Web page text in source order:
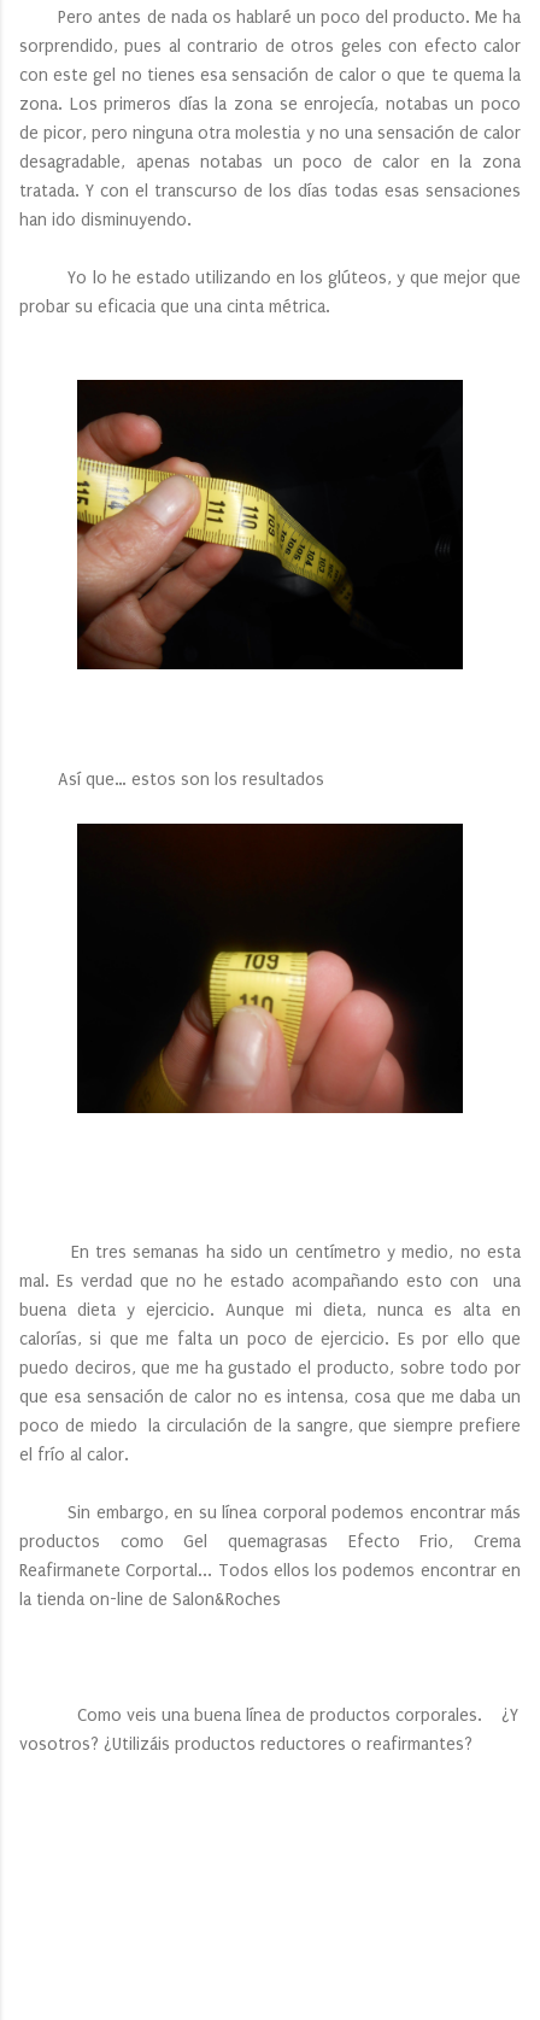
Pero antes de nada os hablaré un poco del producto. Me ha
sorprendido, pues al contrario de otros geles con efecto calor
con este gel no tienes esa sensación de calor o que te quema la
zona. Los primeros días la zona se enrojecía, notabas un poco
de picor, pero ninguna otra molestia y no una sensación de calor
desagradable, apenas notabas un poco de calor en la zona
tratada. Y con el transcurso de los días todas esas sensaciones
han ido disminuyendo.
Yo lo he estado utilizando en los glúteos, y que mejor que
probar su eficacia que una cinta métrica.
Así que… estos son los resultados
En tres semanas ha sido un centímetro y medio, no esta
mal. Es verdad que no he estado acompañando esto con una
buena dieta y ejercicio. Aunque mi dieta, nunca es alta en
calorías, si que me falta un poco de ejercicio. Es por ello que
puedo deciros, que me ha gustado el producto, sobre todo por
que esa sensación de calor no es intensa, cosa que me daba un
poco de miedo la circulación de la sangre, que siempre prefiere
el frío al calor.
Sin embargo, en su línea corporal podemos encontrar más
productos como Gel quemagrasas Efecto Frio, Crema
Reafirmanete Corportal... Todos ellos los podemos encontrar en
la tienda on-line de Salon&Roches
Como veis una buena línea de productos corporales. ¿Y
vosotros? ¿Utilizáis productos reductores o reafirmantes?